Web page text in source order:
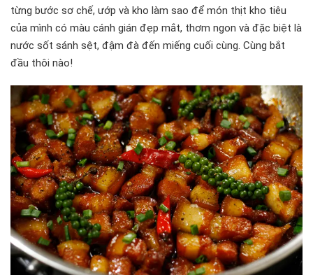
từng bước sơ chế, ướp và kho làm sao để món thịt kho tiêu
của mình có màu cánh gián đẹp mắt, thơm ngon và đặc biệt là
nước sốt sánh sệt, đậm đà đến miếng cuối cùng. Cùng bắt
đầu thôi nào!